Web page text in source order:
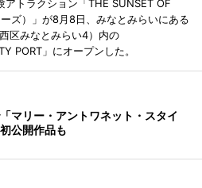
アトラクション「THE SUNSET OF
ズ）」が8月8日、みなとみらいにある
区みなとみらい4）内の
PORT」にオープンした。
マリー・アントワネット・スタイ
公開作品も